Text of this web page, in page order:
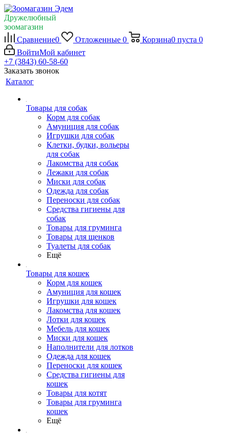
Дружелюбный
зоомагазин
Сравнение0 Отложенные 0 Корзина0 пуста 0
ВойтиМой кабинет
+7 (3843) 60-58-60
Заказать звонок
Каталог
Товары для собак
Корм для собак
Амуниция для собак
Игрушки для собак
Клетки, будки, вольеры
для собак
Лакомства для собак
Лежаки для собак
Миски для собак
Одежда для собак
Переноски для собак
Средства гигиены для
собак
Товары для груминга
Товары для щенков
Туалеты для собак
Ещё
Товары для кошек
Корм для кошек
Амуниция для кошек
Игрушки для кошек
Лакомства для кошек
Лотки для кошек
Мебель для кошек
Миски для кошек
Наполнители для лотков
Одежда для кошек
Переноски для кошек
Средства гигиены для
кошек
Товары для котят
Товары для груминга
кошек
Ещё